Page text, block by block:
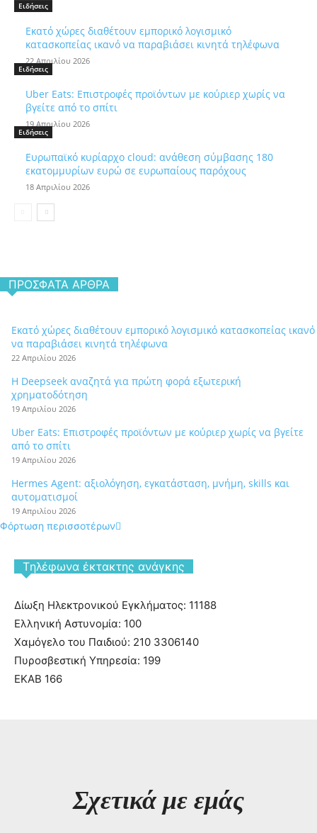
Ειδήσεις
Εκατό χώρες διαθέτουν εμπορικό λογισμικό
κατασκοπείας ικανό να παραβιάσει κινητά τηλέφωνα
22 Απριλίου 2026
Ειδήσεις
Uber Eats: Επιστροφές προϊόντων με κούριερ χωρίς να
βγείτε από το σπίτι
19 Απριλίου 2026
Ειδήσεις
Ευρωπαϊκό κυρίαρχο cloud: ανάθεση σύμβασης 180
εκατομμυρίων ευρώ σε ευρωπαίους παρόχους
18 Απριλίου 2026
ΠΡΌΣΦΑΤΑ ΆΡΘΡΑ
Εκατό χώρες διαθέτουν εμπορικό λογισμικό κατασκοπείας ικανό
να παραβιάσει κινητά τηλέφωνα
22 Απριλίου 2026
Η Deepseek αναζητά για πρώτη φορά εξωτερική
χρηματοδότηση
19 Απριλίου 2026
Uber Eats: Επιστροφές προϊόντων με κούριερ χωρίς να βγείτε
από το σπίτι
19 Απριλίου 2026
Hermes Agent: αξιολόγηση, εγκατάσταση, μνήμη, skills και
αυτοματισμοί
19 Απριλίου 2026
Φόρτωση περισσοτέρων
Tηλέφωνα έκτακτης ανάγκης
Δίωξη Ηλεκτρονικού Εγκλήματος: 11188
Ελληνική Αστυνομία: 100
Χαμόγελο του Παιδιού: 210 3306140
Πυροσβεστική Υπηρεσία: 199
ΕΚΑΒ 166
Σχετικά με εμάς